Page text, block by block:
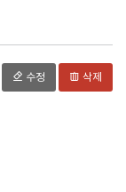
수정 삭제